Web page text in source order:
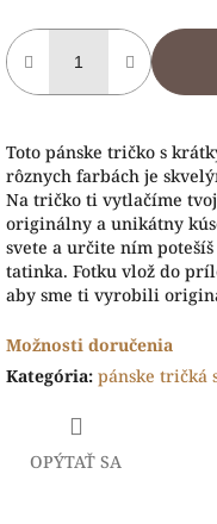
Toto pánske tričko s
rôznych farbách je
Na tričko ti vytlačíme
originálny a unikátny
svete a určite ním
tatinka. Fotku vlož do
aby sme ti vyrobili
Možnosti doručenia
Kategória: pánske tričká
OPÝTAŤ SA